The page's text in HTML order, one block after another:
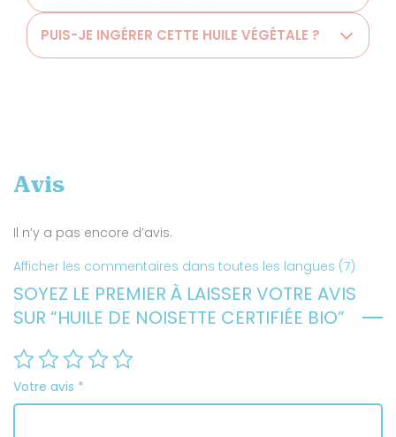
PUIS-JE INGÉRER CETTE HUILE VÉGÉTALE ?
Avis
Il n’y a pas encore d’avis.
Afficher les commentaires dans toutes les langues (7)
SOYEZ LE PREMIER À LAISSER VOTRE AVIS
SUR “HUILE DE NOISETTE CERTIFIÉE BIO”
Votre avis *